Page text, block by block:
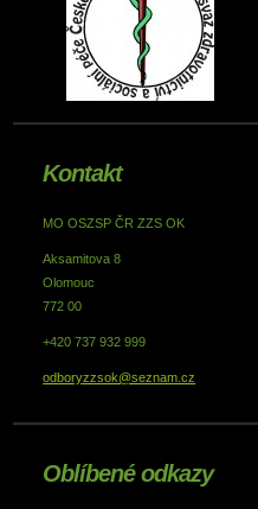
Kontakt
MO OSZSP ČR ZZS OK
Aksamitova 8
Olomouc
772 00
+420 737 932 999
odboryzzsok@seznam.cz
Oblíbené odkazy